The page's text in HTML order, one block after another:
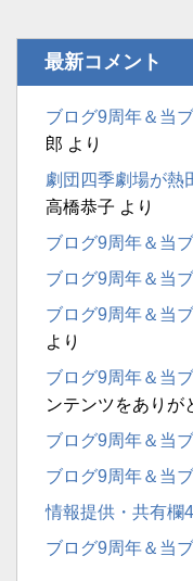
最新コメント
ブログ9周年＆当
郎 より
劇団四季劇場が熱
高橋恭子 より
ブログ9周年＆当
ブログ9周年＆当
ブログ9周年＆当
より
ブログ9周年＆当
ンテンツをありが
ブログ9周年＆当
ブログ9周年＆当
情報提供・共有欄4
ブログ9周年＆当